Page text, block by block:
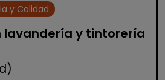
y Calidad
lavandería y tintorería